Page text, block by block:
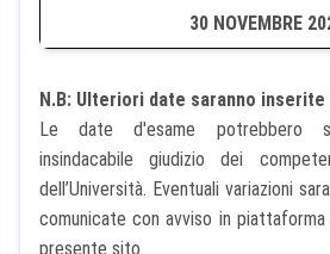
30 NOVEMBRE
N.B: Ulteriori date saranno
Le date d'esame potrebbero
insindacabile giudizio dei
dell’Università. Eventuali variazioni
comunicate con avviso in
presente sito.